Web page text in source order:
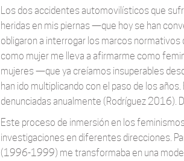
Los dos accidentes automovilísticos que
heridas en mis piernas —que hoy se han
obligaron a interrogar los marcos normativos
como mujer me lleva a afirmarme como
mujeres —que ya creíamos insuperables
han ido multiplicando con el paso de los
denunciadas anualmente (Rodríguez 2016).
Este proceso de inmersión en los
investigaciones en diferentes direcciones.
(1996-1999) me transformaba en una